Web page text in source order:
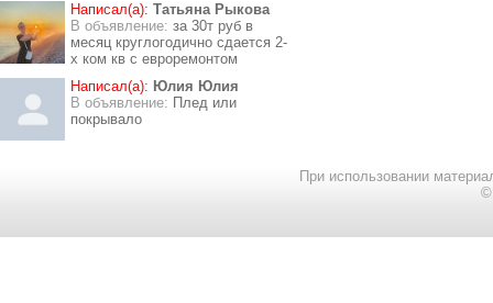
Написал(а): Татьяна Рыкова
В объявление: за 30т руб в
месяц круглогодично сдается 2-
х ком кв с евроремонтом
Написал(а): Юлия Юлия
В объявление: Плед или
покрывало
При использовании